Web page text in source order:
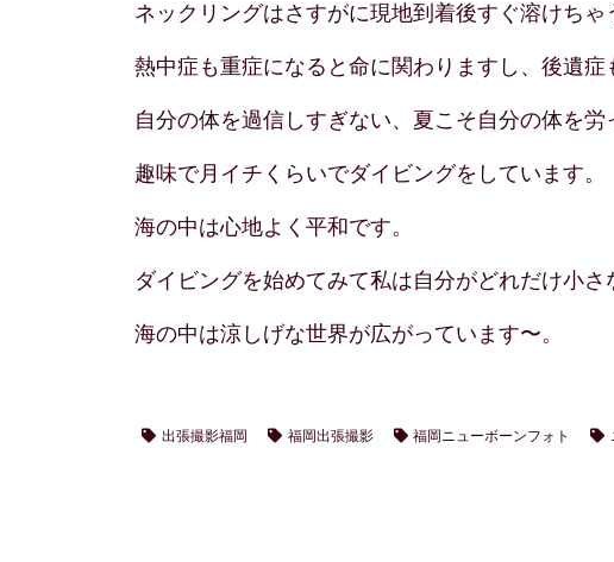
ネックリングはさすがに現地到着後すぐ溶けち
熱中症も重症になると命に関わりますし、後遺症
自分の体を過信しすぎない、夏こそ自分の体を労
趣味で月イチくらいでダイビングをしています。
海の中は心地よく平和です。
ダイビングを始めてみて私は自分がどれだけ小さ
海の中は涼しげな世界が広がっています〜。
出張撮影福岡 福岡出張撮影 福岡ニューボーンフォト